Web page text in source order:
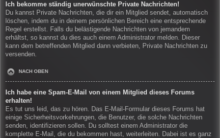
Ich bekomme ständig unerwünschte Private Nachrichten!
Du kannst Private Nachrichten, die dir ein Mitglied sendet, automatisch
löschen, indem du in deinem persönlichen Bereich eine entsprechende
Regel erstellst. Falls du belästigende Nachrichten von jemandem
erhältst, so kannst du dies auch einem Administrator melden. Dieser
kann dem betreffenden Mitglied dann verbieten, Private Nachrichten zu
versenden.
NACH OBEN
Ich habe eine Spam-E-Mail von einem Mitglied dieses Forums
erhalten!
Es tut uns leid, das zu hören. Das E-Mail-Formular dieses Forums hat
einige Sicherheitsvorkehrungen, die Benutzer, die solche Nachrichten
senden, identifizieren sollen. Du solltest einem Administrator die
komplette E-Mail, die du bekommen hast, weiterleiten. Dabei ist es ganz